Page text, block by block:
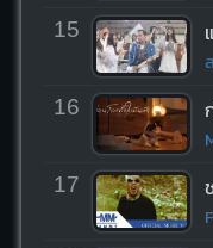
15
16
17